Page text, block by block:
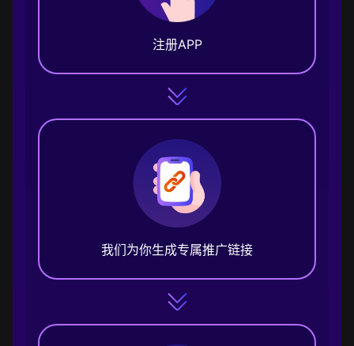
注册APP
我们为你生成专属推广链接